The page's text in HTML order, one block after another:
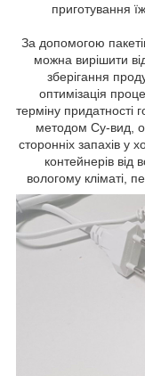
приготування
За допомогою
можна вирішити
зберігання
оптимізація
терміну придатності
методом Су-вид,
сторонніх запахів у
контейнерів від
вологому кліматі,